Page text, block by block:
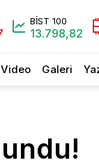
BİST 100
13.798,82
Video Galeri